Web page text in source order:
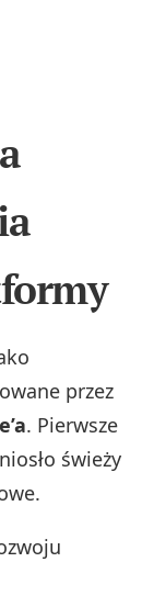
przez
. Pierwsze
świeży